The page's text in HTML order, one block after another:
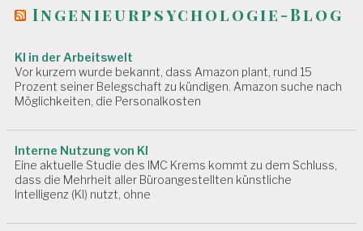
S
U
D
H
E
I
S
M
O
N
I
O
Ingenieurpsychologie-Blog
KI in der Arbeitswelt
Vor kurzem wurde bekannt, dass Amazon plant, rund 15
Prozent seiner Belegschaft zu kündigen. Amazon suche nach
Möglichkeiten, die Personalkosten
Interne Nutzung von KI
Eine aktuelle Studie des IMC Krems kommt zu dem Schluss,
dass die Mehrheit aller Büroangestellten künstliche
Intelligenz (KI) nutzt, ohne